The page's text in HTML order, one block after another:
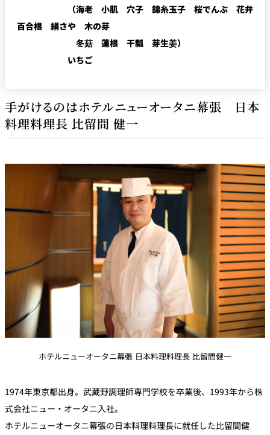
（海老 小肌 穴子 錦糸玉子 桜でんぶ 花弁
百合根 絹さや 木の芽
冬菇 蓮根 干瓢 芽生姜）
いちご
手がけるのはホテルニューオータニ幕張 日本
料理料理長 比留間 健一
ホテルニューオータニ幕張 日本料理料理長 比留間健一
1974年東京都出身。武蔵野調理師専門学校を卒業後、1993年から株
式会社ニュー・オータニ入社。
ホテルニューオータニ幕張の日本料理料理長に就任した比留間健